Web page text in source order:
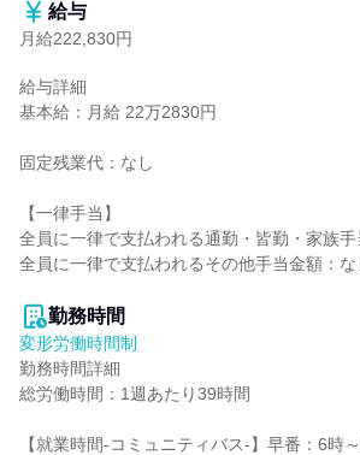
給与
月給222,830円
給与詳細
基本給：月給 22万2830円
固定残業代：なし
【一律手当】
全員に一律で支払われる通勤・皆勤・家族手
全員に一律で支払われるその他手当金額：な
勤務時間
変形労働時間制
勤務時間詳細
総労働時間：1週あたり39時間
【就業時間-コミュニティバス-】早番：6時